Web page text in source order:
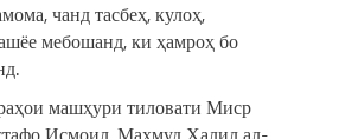
чанд тасбеҳ, кулоҳ,
мебошанд, ки ҳамроҳ бо
машҳури тиловати Миср